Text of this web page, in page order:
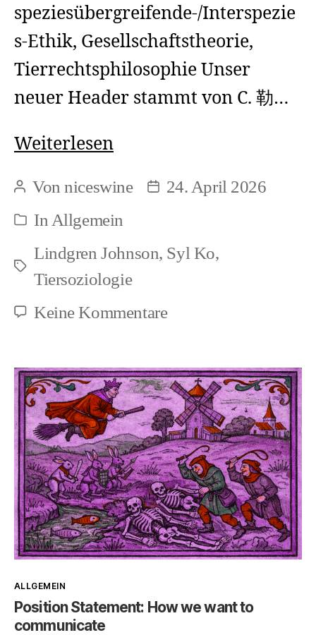
speziesübergreifende-/Interspezie
s-Ethik, Gesellschaftstheorie,
Tierrechtsphilosophie Unser
neuer Header stammt von C. 勒…
WeiterlesenSyl
Warum
sollten
wir
unseren
Blick
Tiere
richten
(wenn
Menschen
nicht
mal
einander
anschauen
Beitragsautor
Vonniceswine Beitragsdatum
24. April 2026
Kategorien
In Allgemein
Schlagwörter
Lindgren Johnson, Syl Ko,
Tiersoziologie
Keine Kommentarezu
Ko:
Warum
sollten
wir
unseren
Blick
auf
Tiere
Kategorien
ALLGEMEIN
Position Statement: How we want to
communicate